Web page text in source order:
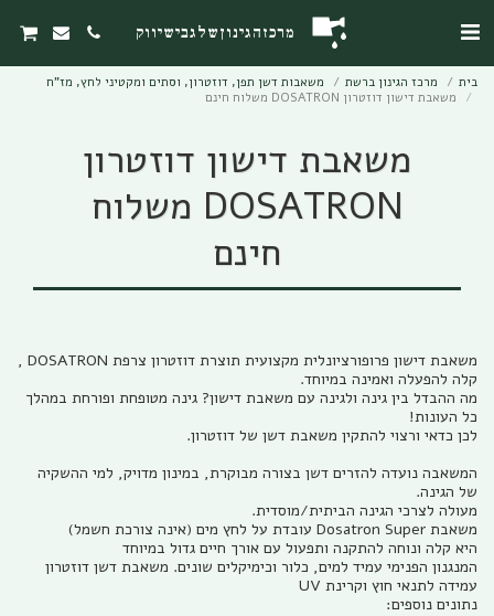
מרכז הגינון של גבי שיווק
בית מרכז הגינון ברשת
משאבות דשן תפן, דוזטרון, וסתים ומקטיני לחץ, מז"ח
משאבת דישון דוזטרון DOSATRON משלוח חינם
משאבת דישון דוזטרון
DOSATRON משלוח
חינם
משאבת דישון פרופורציונלית מקצועית תוצרת דוזטרון צרפת DOSATRON ,
מה ההבדל בין גינה ולגינה עם משאבת דישון? גינה מטופחת ופורחת במהלך
המשאבה נועדה להזרים דשן בצורה מבוקרת, במינון מדויק, למי ההשקיה
המנגנון הפנימי עמיד למים, כלור וכימיקלים שונים. משאבת דשן דוזטרון